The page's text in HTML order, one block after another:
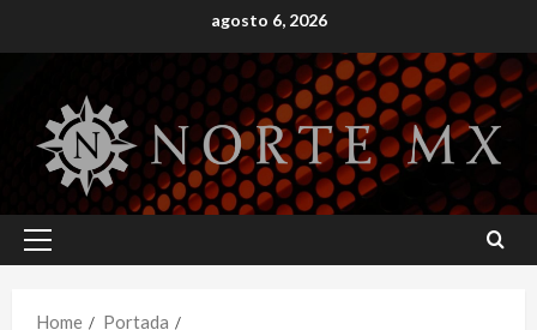
to
agosto 6, 2026
Primary
Home
Portada